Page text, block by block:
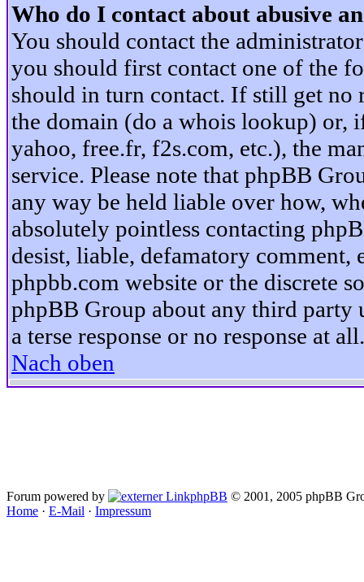
Who do I contact about abusive
You should contact the
you should first contact one of the
should in turn contact. If still get no
the domain (do a whois lookup) or,
yahoo, free.fr, f2s.com, etc.), the
service. Please note that phpBB
any way be held liable over how,
absolutely pointless contacting
desist, liable, defamatory
phpbb.com website or the discrete
phpBB Group about any third party
a terse response or no response at all.
Nach oben
Forum powered by phpBB © 2001, 2005 phpBB
Home · E-Mail · Impressum